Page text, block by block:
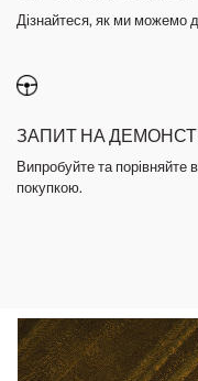
Дізнайтеся, як ми можемо
ЗАПИТ НА
Випробуйте та порівняйте
покупкою.